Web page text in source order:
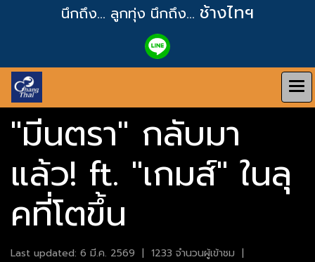
นึกถึง... ลูกทุ่ง นึกถึง... ช้างไทฯ
"มีนตรา" กลับมา
แล้ว! ft. "เกมส์" ในลุ
คที่โตขึ้น
Last updated: 6 มี.ค. 2569 | 1233 จำนวนผู้เข้าชม |